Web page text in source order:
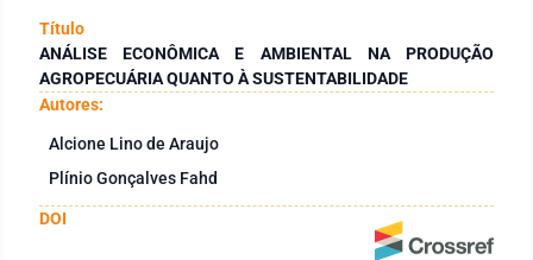
Título
ANÁLISE ECONÔMICA E AMBIENTAL NA PRODUÇÃO
AGROPECUÁRIA QUANTO À SUSTENTABILIDADE
Autores:
Alcione Lino de Araujo
Plínio Gonçalves Fahd
DOI